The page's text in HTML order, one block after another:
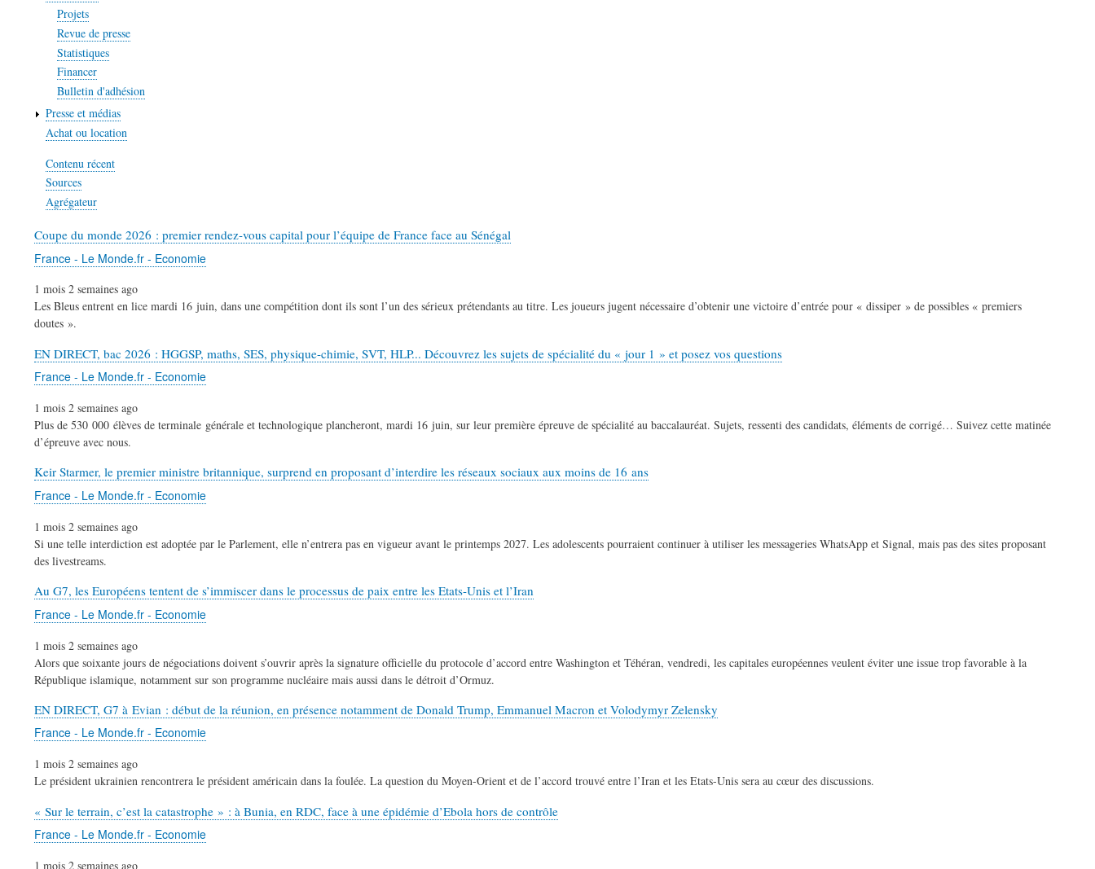
Projets
Revue de presse
Statistiques
Financer
Bulletin d'adhésion
Presse et médias
Achat ou location
Contenu récent
Sources
Agrégateur
Coupe du monde 2026 : premier rendez-vous capital pour l’équipe de France face au Sénégal
France - Le Monde.fr - Economie
1 mois 2 semaines ago
Les Bleus entrent en lice mardi 16 juin, dans une compétition dont ils sont l’un des sérieux prétendants au titre. Les joueurs jugent nécessaire d’obtenir une victoire d’entrée pour « dissiper » de possibles « premiers
doutes ».
EN DIRECT, bac 2026 : HGGSP, maths, SES, physique-chimie, SVT, HLP... Découvrez les sujets de spécialité du « jour 1 » et posez vos questions
France - Le Monde.fr - Economie
1 mois 2 semaines ago
Plus de 530 000 élèves de terminale générale et technologique plancheront, mardi 16 juin, sur leur première épreuve de spécialité au baccalauréat. Sujets, ressenti des candidats, éléments de corrigé… Suivez cette matinée
d’épreuve avec nous.
Keir Starmer, le premier ministre britannique, surprend en proposant d’interdire les réseaux sociaux aux moins de 16 ans
France - Le Monde.fr - Economie
1 mois 2 semaines ago
Si une telle interdiction est adoptée par le Parlement, elle n’entrera pas en vigueur avant le printemps 2027. Les adolescents pourraient continuer à utiliser les messageries WhatsApp et Signal, mais pas des sites proposant
des livestreams.
Au G7, les Européens tentent de s’immiscer dans le processus de paix entre les Etats-Unis et l’Iran
France - Le Monde.fr - Economie
1 mois 2 semaines ago
Alors que soixante jours de négociations doivent s’ouvrir après la signature officielle du protocole d’accord entre Washington et Téhéran, vendredi, les capitales européennes veulent éviter une issue trop favorable à la
République islamique, notamment sur son programme nucléaire mais aussi dans le détroit d’Ormuz.
EN DIRECT, G7 à Evian : début de la réunion, en présence notamment de Donald Trump, Emmanuel Macron et Volodymyr Zelensky
France - Le Monde.fr - Economie
1 mois 2 semaines ago
Le président ukrainien rencontrera le président américain dans la foulée. La question du Moyen-Orient et de l’accord trouvé entre l’Iran et les Etats-Unis sera au cœur des discussions.
« Sur le terrain, c’est la catastrophe » : à Bunia, en RDC, face à une épidémie d’Ebola hors de contrôle
France - Le Monde.fr - Economie
1 mois 2 semaines ago